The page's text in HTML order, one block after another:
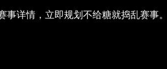
详情，立即规划不给糖就捣乱赛事。